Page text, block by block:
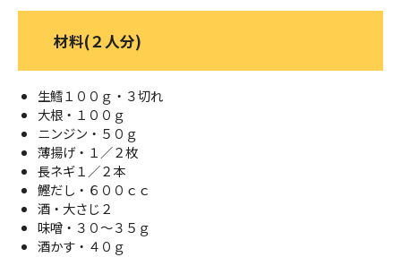
材料(２人分)
生鱈１００ｇ・３切れ
大根・１００ｇ
ニンジン・５０ｇ
薄揚げ・１／２枚
長ネギ１／２本
鰹だし・６００ｃｃ
酒・大さじ２
味噌・３０～３５ｇ
酒かす・４０ｇ